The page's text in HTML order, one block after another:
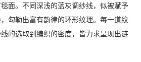
面。不同深浅的蓝灰调纱线，似被赋予
勾勒出富有韵律的环形纹理。每一道纹
的选取到编织的密度，皆力求呈现出涟